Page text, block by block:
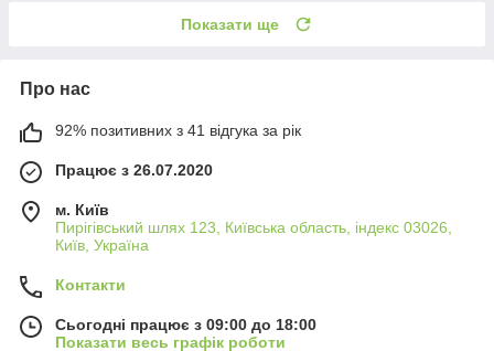
Показати ще
Про нас
92% позитивних з 41 відгука за рік
Працює з 26.07.2020
м. Київ
Пирігівський шлях 123, Київська область, індекс 03026,
Київ, Україна
Контакти
Сьогодні працює з 09:00 до 18:00
Показати весь графік роботи